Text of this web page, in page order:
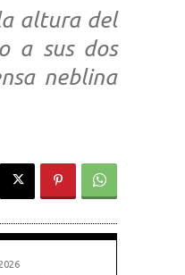
altura del
a sus dos
neblina